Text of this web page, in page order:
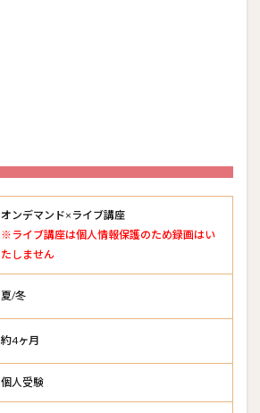
オンデマンド×ライブ講座
※ライブ講座は個人情報保護のため録画はい
たしません
夏/冬
約4ヶ月
個人受験